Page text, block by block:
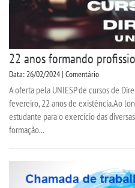
CURSOS
BACHARELADOS
LICENCIATURAS
22 anos formando
Data: 26/02/2024 | Comentário
A oferta pela UNIESP de cursos de
fevereiro, 22 anos de existência.Ao
estudante para o exercício das
formação...